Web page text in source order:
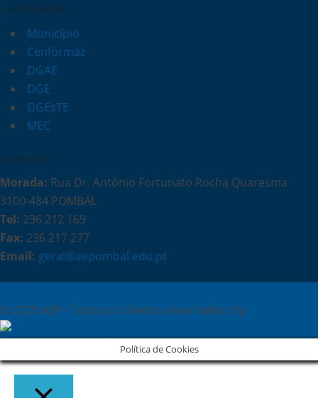
Links Rápidos
Município
Cenformaz
DGAE
DGE
DGEsTE
MEC
Contactos
Morada: Rua Dr. António Fortunato Rocha Quaresma
3100-484 POMBAL
Tel: 236 212 169
Fax: 236 217 277
Email: geral@aepombal.edu.pt
© 2025 AEP - Todos os direitos reservados. By:
Política de Cookies